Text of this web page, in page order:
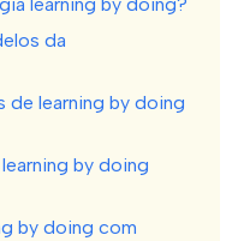
da
de learning by doing
by doing
by doing com